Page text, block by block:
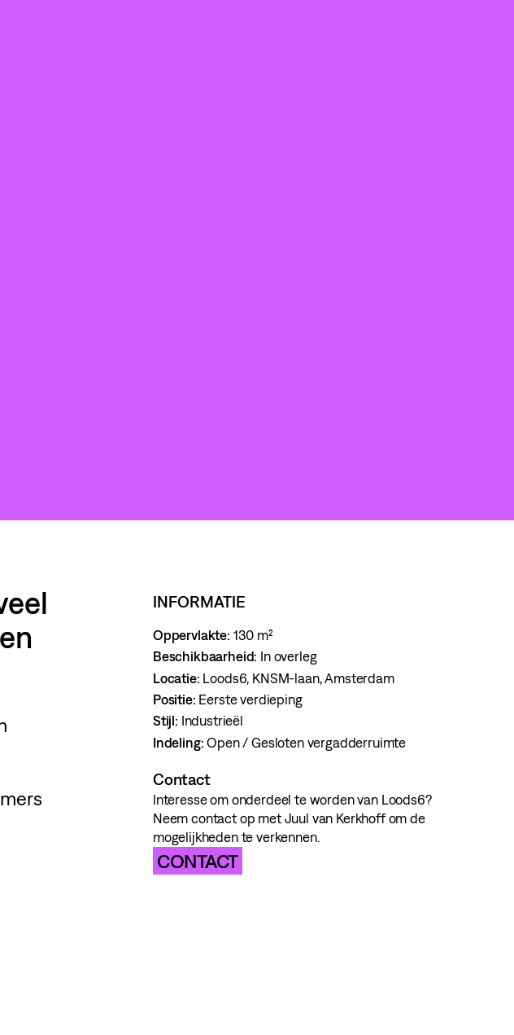
INFORMATIE
Oppervlakte: 130 m²
Beschikbaarheid: In overleg
Locatie: Loods6, KNSM-laan, Amsterdam
Positie: Eerste verdieping
Stijl: Industrieël
Indeling: Open / Gesloten vergadderruimte
Contact
Interesse om onderdeel te worden van Loods6?
Neem contact op met Juul van Kerkhoff om de
mogelijkheden te verkennen.
CONTACT